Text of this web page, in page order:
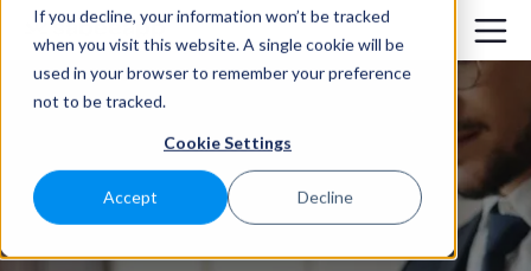
If you decline, your information won’t be tracked
when you visit this website. A single cookie will be
used in your browser to remember your preference
not to be tracked.
Cookie Settings
Accept Decline